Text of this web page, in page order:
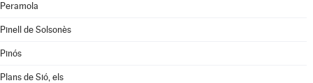
Peramola
Pinell de Solsonès
Pinós
Plans de Sió, els